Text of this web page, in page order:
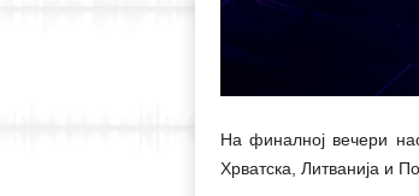
На финалној вечери
Хрватска, Литванија и